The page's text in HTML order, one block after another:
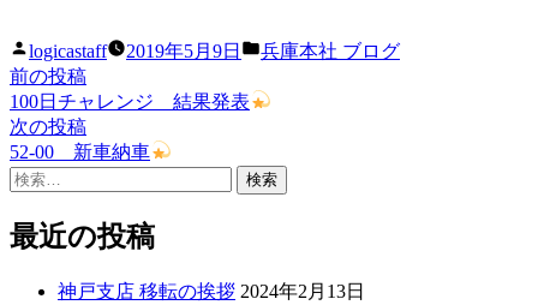
投
稿
者:
logicastaff 2019年5月9日
カ
ゴ
兵庫本社 ブログ
投
稿
ナ
ビ
ゲ
前の投稿前
の
投
稿:
100日チャレンジ 結果発表
次の投稿次
の
52-00 新車納車
検
最近の投稿
神戸支店 移転の挨拶 2024年2月13日